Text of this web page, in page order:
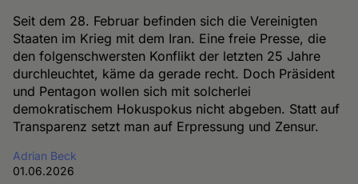
Seit dem 28. Februar befinden sich die Vereinigten
Staaten im Krieg mit dem Iran. Eine freie Presse, die
den folgenschwersten Konflikt der letzten 25 Jahre
durchleuchtet, käme da gerade recht. Doch Präsident
und Pentagon wollen sich mit solcherlei
demokratischem Hokuspokus nicht abgeben. Statt auf
Transparenz setzt man auf Erpressung und Zensur.
Adrian Beck
01.06.2026